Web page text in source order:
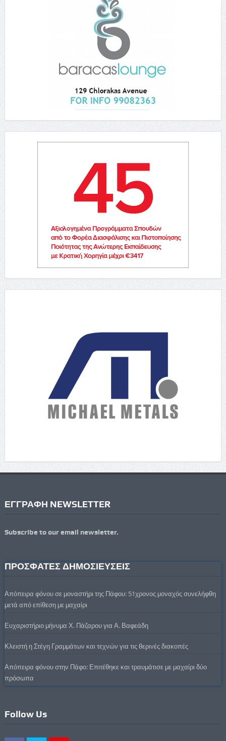
ΕΓΓΡΑΦΗ NEWSLETTER
Subscribe to our email newsletter.
ΠΡΟΣΦΑΤΕΣ ΔΗΜΟΣΙΕΥΣΕΙΣ
Απόπειρα φόνου σε μοναστήρι της Πάφου: 51χρονος μοναχός συνελήφθη
μετά από επίθεση με μαχαίρι
Ευχαριστήριο μήνυμα Χ. Πάζαρου για Α. Βαφεάδη
Κλειστή η Στέγη Γραμμάτων και τεχνών για τις θερινές διακοπές
Απόπειρα φόνου στην Πάφο: Επιτέθηκε και τραυμάτισε με μαχαίρι δύο
πρόσωπα
Follow Us